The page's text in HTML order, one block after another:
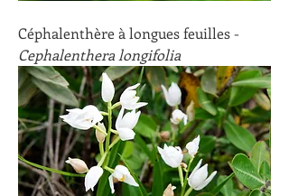
Cephalenthera longifolia